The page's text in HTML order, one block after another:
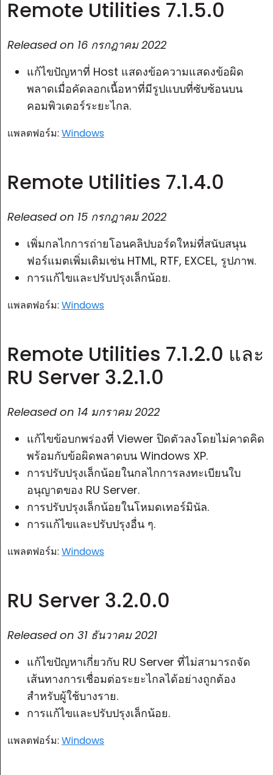
Remote Utilities 7.1.5.0
Released on 16 กรกฎาคม 2022
แก้ไขปัญหาที่ Host แสดงข้อความแสดงข้อผิด
พลาดเมื่อคัดลอกเนื้อหาที่มีรูปแบบที่ซับซ้อนบน
คอมพิวเตอร์ระยะไกล.
แพลตฟอร์ม: Windows
Remote Utilities 7.1.4.0
Released on 15 กรกฎาคม 2022
เพิ่มกลไกการถ่ายโอนคลิปบอร์ดใหม่ที่สนับสนุน
ฟอร์แมตเพิ่มเติมเช่น HTML, RTF, EXCEL, รูปภาพ.
การแก้ไขและปรับปรุงเล็กน้อย.
แพลตฟอร์ม: Windows
Remote Utilities 7.1.2.0 และ
RU Server 3.2.1.0
Released on 14 มกราคม 2022
แก้ไขข้อบกพร่องที่ Viewer ปิดตัวลงโดยไม่คาดคิด
พร้อมกับข้อผิดพลาดบน Windows XP.
การปรับปรุงเล็กน้อยในกลไกการลงทะเบียนใบ
อนุญาตของ RU Server.
การปรับปรุงเล็กน้อยในโหมดเทอร์มินัล.
การแก้ไขและปรับปรุงอื่น ๆ.
แพลตฟอร์ม: Windows
RU Server 3.2.0.0
Released on 31 ธันวาคม 2021
แก้ไขปัญหาเกี่ยวกับ RU Server ที่ไม่สามารถจัด
เส้นทางการเชื่อมต่อระยะไกลได้อย่างถูกต้อง
สำหรับผู้ใช้บางราย.
การแก้ไขและปรับปรุงเล็กน้อย.
แพลตฟอร์ม: Windows